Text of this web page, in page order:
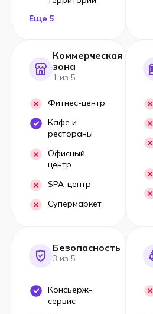
Еще 5
Коммерческая
зона
1 из 5
Фитнес-центр
Кафе и
рестораны
Офисный
центр
SPA-центр
Супермаркет
Безопасность
3 из 5
Консьерж-
сервис